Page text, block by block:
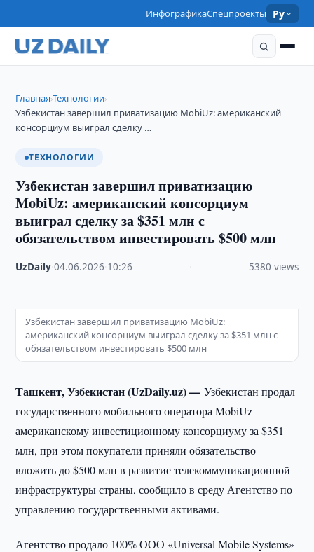
ИнфографикаСпецпроекты Ру
Главная›Технологии›
Узбекистан завершил приватизацию MobiUz: американский
консорциум выиграл сделку …
ТЕХНОЛОГИИ
Узбекистан завершил приватизацию
MobiUz: американский консорциум
выиграл сделку за $351 млн с
обязательством инвестировать $500 млн
UzDaily ·04.06.2026 10:26 5380 views
Узбекистан завершил приватизацию MobiUz:
американский консорциум выиграл сделку за $351 млн с
обязательством инвестировать $500 млн
Ташкент, Узбекистан (UzDaily.uz) —Узбекистан продал
государственного мобильного оператора MobiUz
американскому инвестиционному консорциуму за $351
млн, при этом покупатели приняли обязательство
вложить до $500 млн в развитие телекоммуникационной
инфраструктуры страны, сообщило в среду Агентство по
управлению государственными активами.
Агентство продало 100% ООО «Universal Mobile Systems»